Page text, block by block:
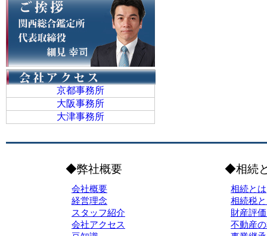
京都事務所
大阪事務所
大津事務所
◆弊社概要
会社概要
経営理念
スタッフ紹介
会社アクセス
◆相続
相続とは
相続税
財産評
不動産